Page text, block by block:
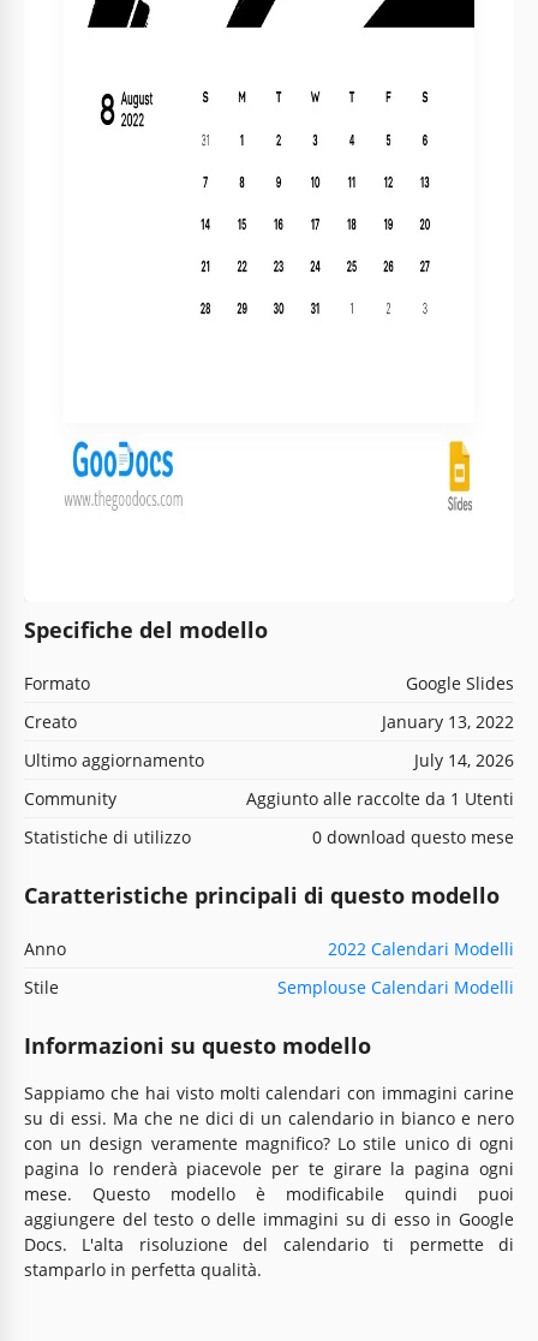
Specifiche del modello
Formato
Google Slides
Creato
January 13, 2022
Ultimo aggiornamento
July 14, 2026
Community
Aggiunto alle raccolte da 1 Utenti
Statistiche di utilizzo
0 download questo mese
Caratteristiche principali di questo modello
Anno
2022 Calendari Modelli
Stile
Semplouse Calendari Modelli
Informazioni su questo modello
Sappiamo che hai visto molti calendari con immagini carine
su di essi. Ma che ne dici di un calendario in bianco e nero
con un design veramente magnifico? Lo stile unico di ogni
pagina lo renderà piacevole per te girare la pagina ogni
mese. Questo modello è modificabile quindi puoi
aggiungere del testo o delle immagini su di esso in Google
Docs. L'alta risoluzione del calendario ti permette di
stamparlo in perfetta qualità.